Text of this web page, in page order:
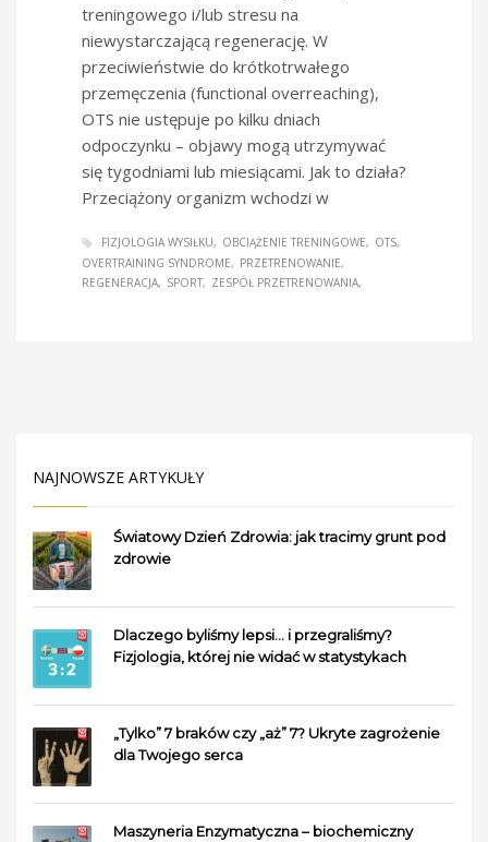
treningowego i/lub stresu na
niewystarczającą regenerację. W
przeciwieństwie do krótkotrwałego
przemęczenia (functional overreaching),
OTS nie ustępuje po kilku dniach
odpoczynku – objawy mogą utrzymywać
się tygodniami lub miesiącami. Jak to działa?
Przeciążony organizm wchodzi w
FIZJOLOGIA WYSIŁKU OBCIĄŻENIE TRENINGOWE
OTS
OVERTRAINING SYNDROME
PRZETRENOWANIE
REGENERACJA
SPORT ZESPÓŁ PRZETRENOWANIA
NAJNOWSZE ARTYKUŁY
Światowy Dzień Zdrowia: jak tracimy grunt pod
zdrowie
Dlaczego byliśmy lepsi… i przegraliśmy?
Fizjologia, której nie widać w statystykach
„Tylko” 7 braków czy „aż” 7? Ukryte zagrożenie
dla Twojego serca
Maszyneria Enzymatyczna – biochemiczny